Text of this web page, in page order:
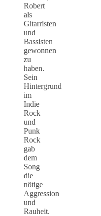
Robert
als
Gitarristen
und
Bassisten
gewonnen
zu
haben.
Sein
Hintergrund
im
Indie
Rock
und
Punk
Rock
gab
dem
Song
die
nötige
Aggression
und
Rauheit.